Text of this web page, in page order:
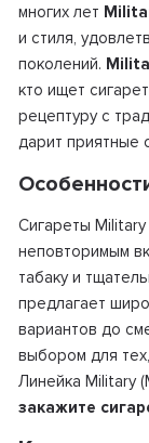
многих лет
и стиля,
поколений.
кто ищет
рецептуру с
дарит приятные
Сигареты
неповторимым
табаку и
предлагает
вариантов до
выбором для
Линейка Military
закажите